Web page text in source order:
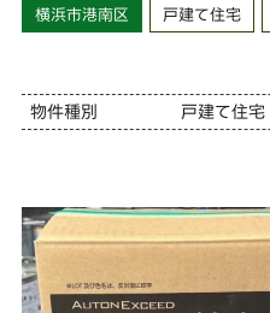
横浜市港南区 戸建て住宅
物件種別 戸建て住宅